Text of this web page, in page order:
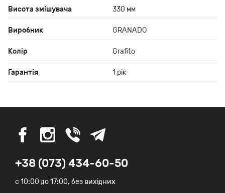
Висота змішувача 330 мм
Виробник GRANADO
Колір Grafito
Гарантія 1 рік
+38 (073) 434-60-50
c 10:00 до 17:00, без вихідних